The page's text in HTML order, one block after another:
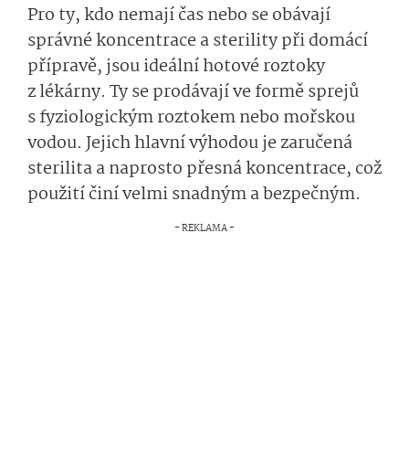
Pro ty, kdo nemají čas nebo se obávají
správné koncentrace a sterility při domácí
přípravě, jsou ideální hotové roztoky
z lékárny. Ty se prodávají ve formě sprejů
s fyziologickým roztokem nebo mořskou
vodou. Jejich hlavní výhodou je zaručená
sterilita a naprosto přesná koncentrace, což
použití činí velmi snadným a bezpečným.